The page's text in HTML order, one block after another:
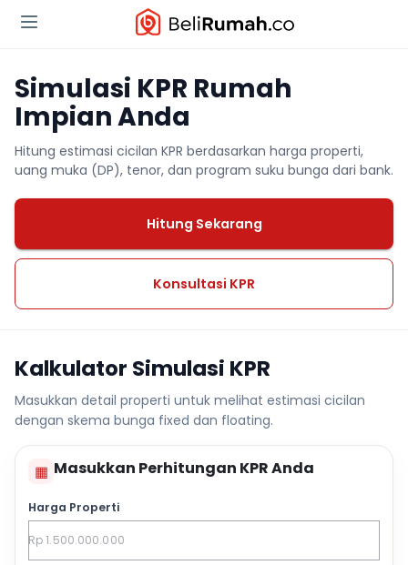
Simulasi KPR Rumah
Impian Anda
Hitung estimasi cicilan KPR berdasarkan harga properti,
uang muka (DP), tenor, dan program suku bunga dari bank.
Hitung Sekarang
Konsultasi KPR
Kalkulator Simulasi KPR
Masukkan detail properti untuk melihat estimasi cicilan
dengan skema bunga fixed dan floating.
▦ Masukkan Perhitungan KPR Anda
Harga Properti